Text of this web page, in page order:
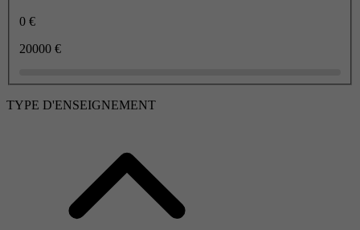
0 €
20000 €
TYPE D'ENSEIGNEMENT